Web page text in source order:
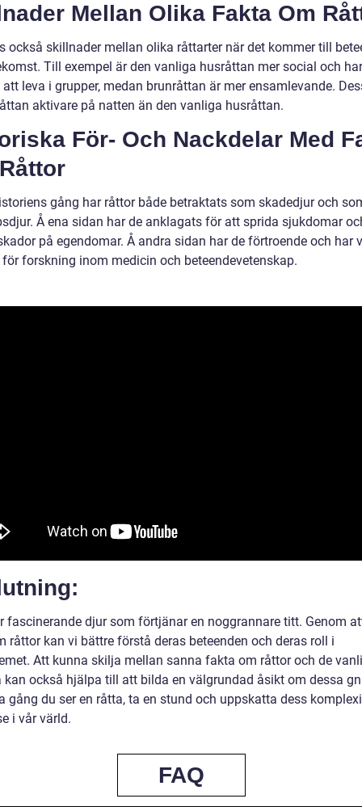
Mellan Olika Fakta Om
också skillnader mellan olika råttarter när det kommer till
Till exempel är den vanliga husråttan mer social och
att leva i grupper, medan brunråttan är mer ensamlevande.
aktivare på natten än den vanliga husråttan.
För- Och Nackdelar Med
gång har råttor både betraktats som skadedjur och
Å ena sidan har de anklagats för att sprida sjukdomar
på egendomar. Å andra sidan har de förtroende och har
forskning inom medicin och beteendevetenskap.
fascinerande djur som förtjänar en noggrannare titt. Genom
råttor kan vi bättre förstå deras beteenden och deras roll i
Att kunna skilja mellan sanna fakta om råttor och de
kan också hjälpa till att bilda en välgrundad åsikt om dessa
gång du ser en råtta, ta en stund och uppskatta dess
i vår värld.
FAQ